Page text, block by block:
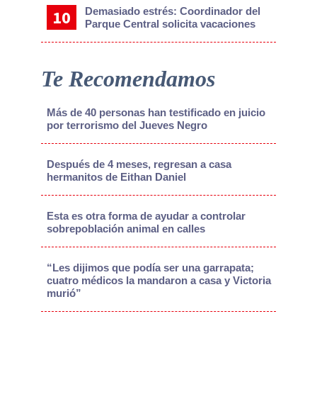
Demasiado estrés: Coordinador del
Parque Central solicita vacaciones
Te Recomendamos
Más de 40 personas han testificado en juicio
por terrorismo del Jueves Negro
Después de 4 meses, regresan a casa
hermanitos de Eithan Daniel
Esta es otra forma de ayudar a controlar
sobrepoblación animal en calles
“Les dijimos que podía ser una garrapata;
cuatro médicos la mandaron a casa y Victoria
murió”